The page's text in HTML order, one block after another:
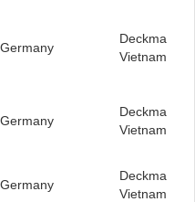
Deckma
Vietnam
Deckma
Vietnam
Deckma
Vietnam